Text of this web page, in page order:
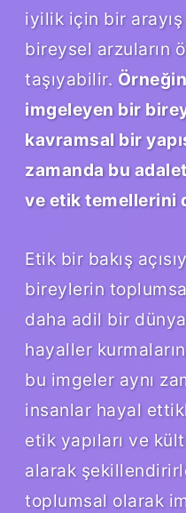
iyilik için bir
bireysel arzuların
taşıyabilir.
imgeleyen bir
kavramsal bir
zamanda bu
ve etik temellerini
Etik bir bakış
bireylerin
daha adil bir
hayaller
bu imgeler aynı
insanlar hayal
etik yapıları ve
alarak
toplumsal olarak